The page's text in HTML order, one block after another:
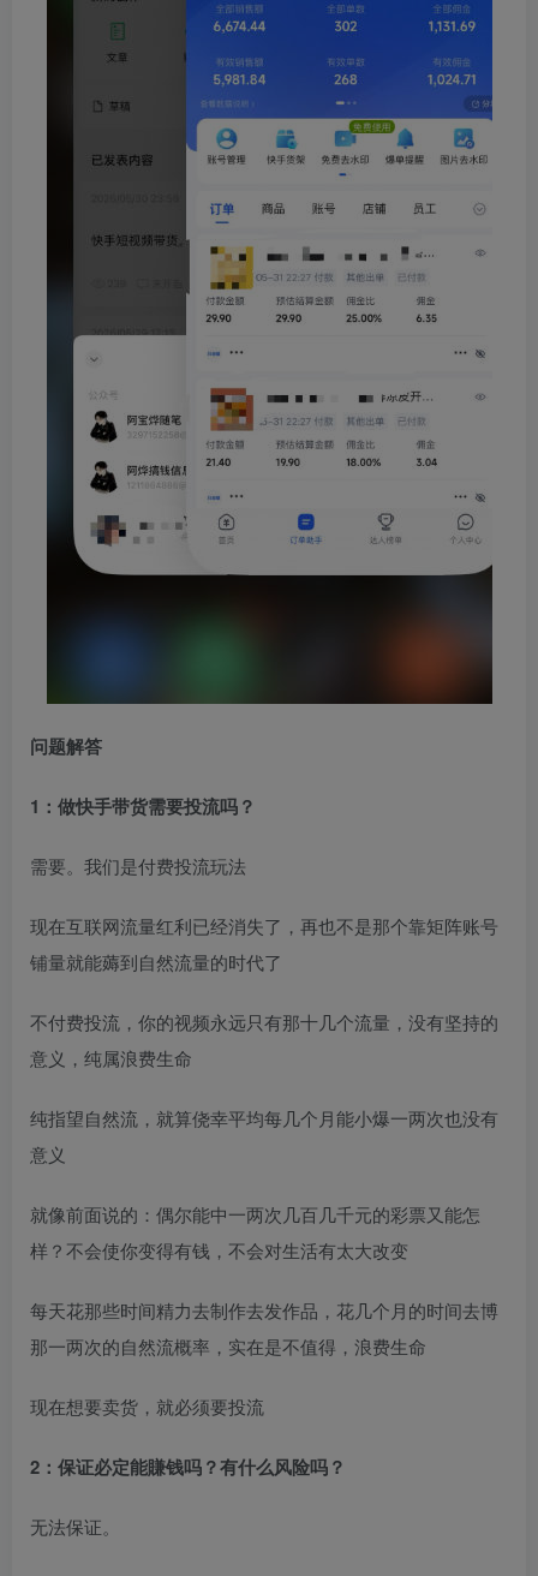
问题解答
1：做快手带货需要投流吗？
需要。我们是付费投流玩法
现在互联网流量红利已经消失了，再也不是那个靠矩阵账号
铺量就能薅到自然流量的时代了
不付费投流，你的视频永远只有那十几个流量，没有坚持的
意义，纯属浪费生命
纯指望自然流，就算侥幸平均每几个月能小爆一两次也没有
意义
就像前面说的：偶尔能中一两次几百几千元的彩票又能怎
样？不会使你变得有钱，不会对生活有太大改变
每天花那些时间精力去制作去发作品，花几个月的时间去博
那一两次的自然流概率，实在是不值得，浪费生命
现在想要卖货，就必须要投流
2：保证必定能賺钱吗？有什么风险吗？
无法保证。